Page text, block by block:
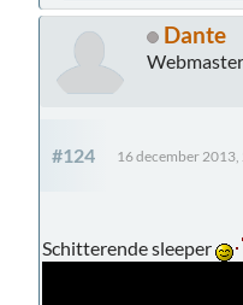
Dante
Webmaster
#124 16 december 2013,
Schitterende sleeper